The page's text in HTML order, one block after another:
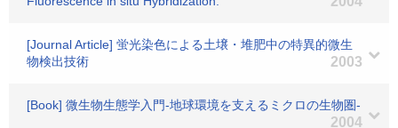
[Journal Article] 蛍光染色による土壌・堆肥中の特異的微生
物検出技術
2003
[Book] 微生物生態学入門-地球環境を支えるミクロの生物圏-
2004